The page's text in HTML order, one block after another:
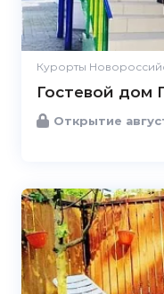
Курорты
Гостевой дом
Открытие